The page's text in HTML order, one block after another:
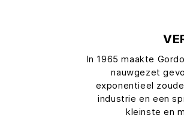
In 1965 maakte
nauwgezet
exponentieel
industrie en een
kleinste en